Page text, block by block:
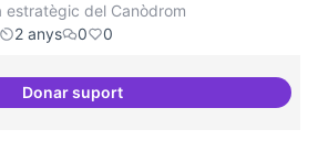
estratègic del Canòdrom
2 anys 0 0
Donar suportArxiu digital al Canòdrom